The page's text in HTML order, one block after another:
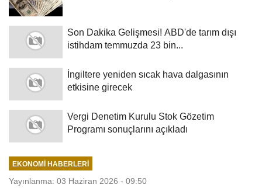
Son Dakika Gelişmesi! ABD'de tarım dışı
istihdam temmuzda 23 bin...
İngiltere yeniden sıcak hava dalgasının
etkisine girecek
Vergi Denetim Kurulu Stok Gözetim
Programı sonuçlarını açıkladı
EKONOMI HABERLERI
Yayınlanma: 03 Haziran 2026 - 09:50